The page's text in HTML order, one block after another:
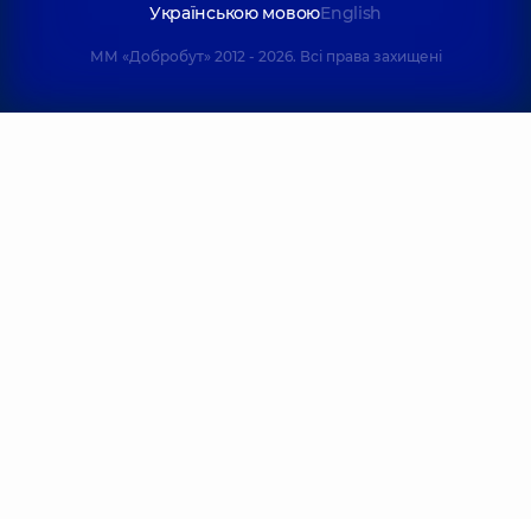
Українською мовоюEnglish
ММ «Добробут» 2012 - 2026. Всі права захищені